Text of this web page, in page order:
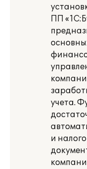
ПП
учета.
и